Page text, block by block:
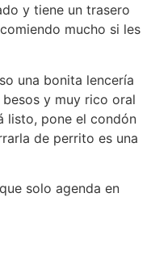
y tiene un trasero
mucho si les
una bonita lencería
y muy rico oral
listo, pone el condón
de perrito es una
solo agenda en